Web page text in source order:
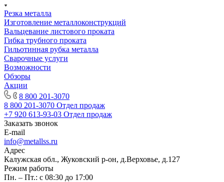
Резка металла
Изготовление металлоконструкций
Вальцевание листового проката
Гибка трубного проката
Гильотинная рубка металла
Сварочные услуги
Возможности
Обзоры
Акции
8 800 201-3070
8 800 201-3070 Отдел продаж
+7 920 613-93-03 Отдел продаж
Заказать звонок
E-mail
info@metallss.ru
Адрес
Калужская обл., Жуковский р-он, д.Верховье, д.127
Режим работы
Пн. – Пт.: с 08:30 до 17:00